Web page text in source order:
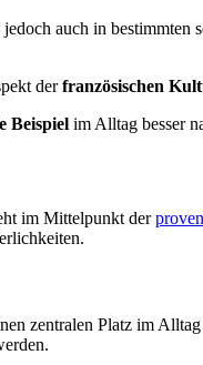
auch in
derfranzösischen
Beispiel im Alltag besser
im Mittelpunkt der
zentralen Platz im